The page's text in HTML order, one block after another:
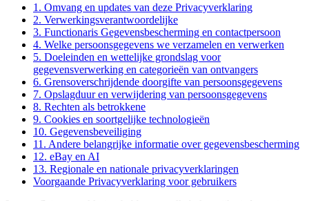
1. Omvang en updates van deze Privacyverklaring
2. Verwerkingsverantwoordelijke
3. Functionaris Gegevensbescherming en contactpersoon
4. Welke persoonsgegevens we verzamelen en verwerken
5. Doeleinden en wettelijke grondslag voor
gegevensverwerking en categorieën van ontvangers
6. Grensoverschrijdende doorgifte van persoonsgegevens
7. Opslagduur en verwijdering van persoonsgegevens
8. Rechten als betrokkene
9. Cookies en soortgelijke technologieën
10. Gegevensbeveiliging
11. Andere belangrijke informatie over gegevensbescherming
12. eBay en AI
13. Regionale en nationale privacyverklaringen
Voorgaande Privacyverklaring voor gebruikers